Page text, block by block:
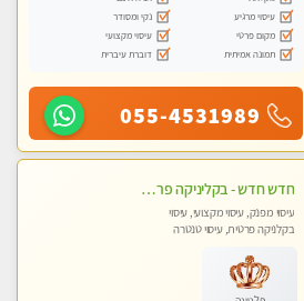
עיסוי מרגיע
נקי ומסודר
מקום פרטי
עיסוי מקצועי
תמונה אמיתית
דוברת עיברית
055-4531989
חדש חדש - בקליניקה פרטית בהרצליה עיסוי לחידוש אנרגיות עיסוי חלומי מומלץ מאוד !
עיסוי מפנק, עיסוי מקצועי, עיסוי
בקלניקה פרטית, עיסוי טנטרה